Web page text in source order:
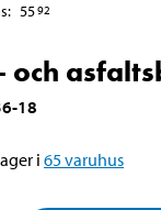
: 5592
och
18
i65varuhus